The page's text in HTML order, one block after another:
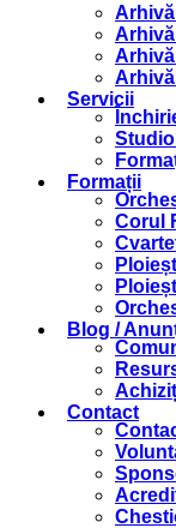
Arhivă
Arhivă
Arhivă
Arhivă
Servicii
Formații
Corul
Blog /
Contact